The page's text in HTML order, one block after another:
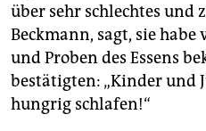
über sehr schlechtes und
Beckmann, sagt, sie habe
und Proben des Essens
bestätigten: „Kinder und
hungrig schlafen!“